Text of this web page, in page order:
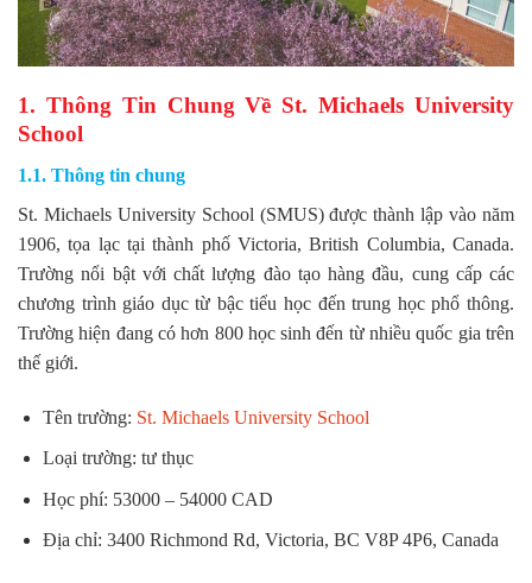
1. Thông Tin Chung Về St. Michaels University
School
1.1. Thông tin chung
St. Michaels University School (SMUS) được thành lập vào năm
1906, tọa lạc tại thành phố Victoria, British Columbia, Canada.
Trường nổi bật với chất lượng đào tạo hàng đầu, cung cấp các
chương trình giáo dục từ bậc tiểu học đến trung học phổ thông.
Trường hiện đang có hơn 800 học sinh đến từ nhiều quốc gia trên
thế giới.
Tên trường: St. Michaels University School
Loại trường: tư thục
Học phí: 53000 – 54000 CAD
Địa chỉ: 3400 Richmond Rd, Victoria, BC V8P 4P6, Canada